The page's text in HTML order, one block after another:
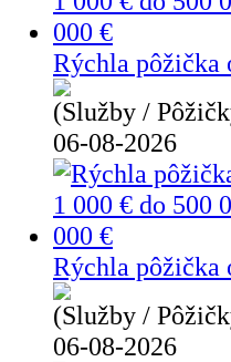
Rýchla pôžička
(Služby /
06-08-2026
Rýchla pôžička
(Služby /
06-08-2026